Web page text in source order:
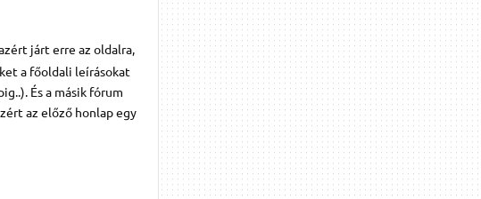
járt erre az oldalra,
a főoldali leírásokat
És a másik fórum
az előző honlap egy